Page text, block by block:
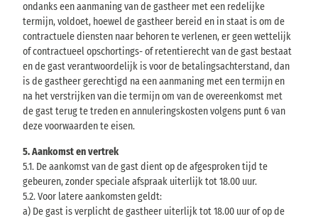
ondanks een aanmaning van de gastheer met een redelijke
termijn, voldoet, hoewel de gastheer bereid en in staat is om de
contractuele diensten naar behoren te verlenen, er geen wettelijk
of contractueel opschortings- of retentierecht van de gast bestaat
en de gast verantwoordelijk is voor de betalingsachterstand, dan
is de gastheer gerechtigd na een aanmaning met een termijn en
na het verstrijken van die termijn om van de overeenkomst met
de gast terug te treden en annuleringskosten volgens punt 6 van
deze voorwaarden te eisen.
5. Aankomst en vertrek
5.1. De aankomst van de gast dient op de afgesproken tijd te
gebeuren, zonder speciale afspraak uiterlijk tot 18.00 uur.
5.2. Voor latere aankomsten geldt:
a) De gast is verplicht de gastheer uiterlijk tot 18.00 uur of op de